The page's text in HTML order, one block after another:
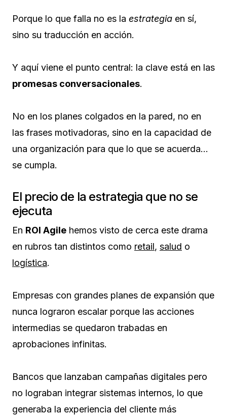
Porque lo que falla no es la estrategia en sí,
sino su traducción en acción.
Y aquí viene el punto central: la clave está en las
promesas conversacionales.
No en los planes colgados en la pared, no en
las frases motivadoras, sino en la capacidad de
una organización para que lo que se acuerda…
se cumpla.
El precio de la estrategia que no se
ejecuta
En ROI Agile hemos visto de cerca este drama
en rubros tan distintos como retail, salud o
logística.
Empresas con grandes planes de expansión que
nunca lograron escalar porque las acciones
intermedias se quedaron trabadas en
aprobaciones infinitas.
Bancos que lanzaban campañas digitales pero
no lograban integrar sistemas internos, lo que
generaba la experiencia del cliente más